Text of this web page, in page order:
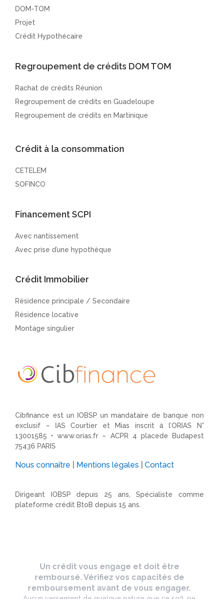
DOM-TOM
Projet
Crédit Hypothécaire
Regroupement de crédits DOM TOM
Rachat de crédits Réunion
Regroupement de crédits en Guadeloupe
Regroupement de crédits en Martinique
Crédit à la consommation
CETELEM
SOFINCO
Financement SCPI
Avec nantissement
Avec prise d’une hypothèque
Crédit Immobilier
Résidence principale / Secondaire
Résidence locative
Montage singulier
Cibfinance est un IOBSP un mandataire de banque non
exclusif – IAS Courtier et Mias inscrit à l’ORIAS N°
13001585 •www.orias.fr – ACPR 4 placede Budapest
75436 PARIS
Nous connaître Mentions légales |Contact
Dirigeant IOBSP depuis 25 ans, Spécialiste comme
plateforme crédit BtoB depuis 15 ans.
Un crédit vous engage et doit être
remboursé. Vérifiez vos capacités de
remboursement avant de vous engager.